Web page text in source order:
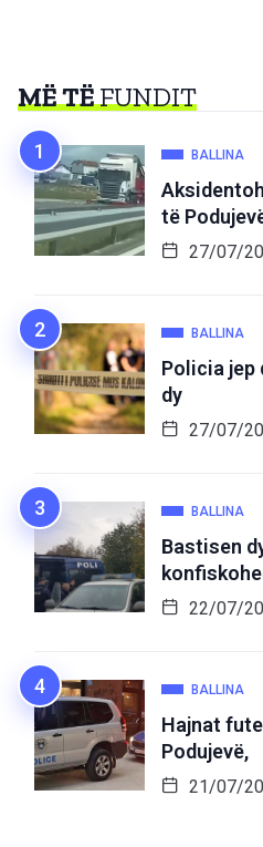
MË TËFUNDIT
BALLINA
të
27/07/
BALLINA
Policia jep
dy
27/07/
BALLINA
Bastisen
22/07/
BALLINA
Hajnat
Podujevë,
21/07/